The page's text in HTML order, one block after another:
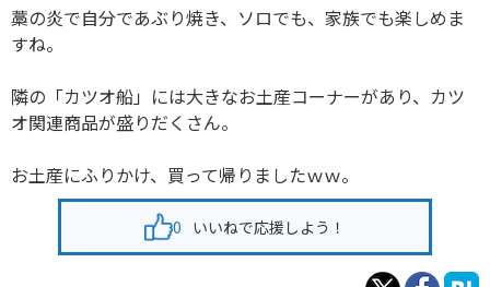
藁の炎で自分であぶり焼き、ソロでも、家族でも楽しめま
すね。
隣の「カツオ船」には大きなお土産コーナーがあり、カツ
オ関連商品が盛りだくさん。
お土産にふりかけ、買って帰りましたｗｗ。
0 いいねで応援しよう！